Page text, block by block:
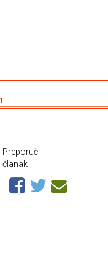
Preporuči
članak